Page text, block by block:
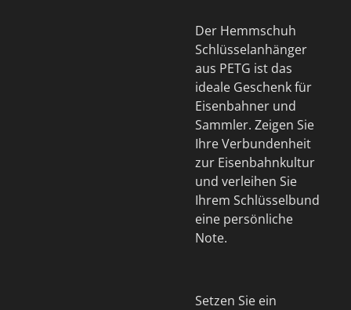
Der Hemmschuh
Schlüsselanhänger
aus PETG ist das
ideale Geschenk für
Eisenbahner und
Sammler. Zeigen Sie
Ihre Verbundenheit
zur Eisenbahnkultur
und verleihen Sie
Ihrem Schlüsselbund
eine persönliche
Note.
Setzen Sie ein